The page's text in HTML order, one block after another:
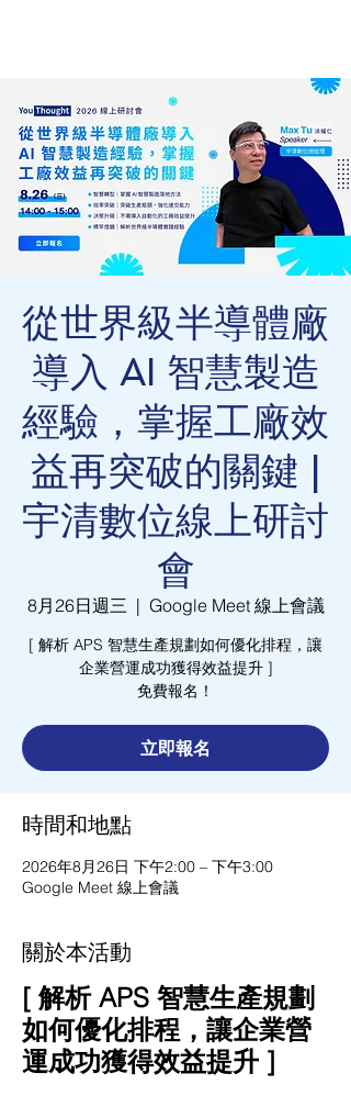
從世界級半導體廠
導入 AI 智慧製造
經驗，掌握工廠效
益再突破的關鍵 |
宇清數位線上研討
會
8月26日週三
  |
Google Meet 線上會議
[ 解析 APS 智慧生產規劃如何優化排程，讓
企業營運成功獲得效益提升 ]
免費報名！
立即報名
時間和地點
2026年8月26日 下午2:00 – 下午3:00
Google Meet 線上會議
關於本活動
[ 解析 APS 智慧生產規劃
如何優化排程，讓企業營
運成功獲得效益提升 ]